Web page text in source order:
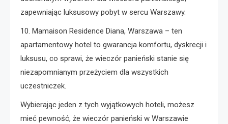
zapewniając luksusowy pobyt w sercu Warszawy.
10. Mamaison Residence Diana, Warszawa – ten
apartamentowy hotel to gwarancja komfortu, dyskrecji i
luksusu, co sprawi, że wieczór panieński stanie się
niezapomnianym przeżyciem dla wszystkich
uczestniczek.
Wybierając jeden z tych wyjątkowych hoteli, możesz
mieć pewność, że wieczór panieński w Warszawie